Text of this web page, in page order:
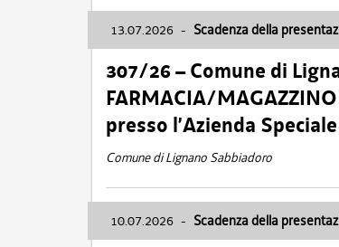
13.07.2026 - Scadenza della
307/26 – Comune di
FARMACIA/
presso l’Azienda
Comune di Lignano Sabbiadoro
10.07.2026 - Scadenza della